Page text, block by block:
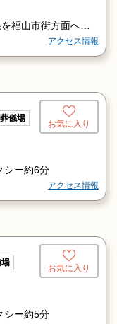
福山市街方面へ車
アクセス情報
儀場
お気に入り
シー約6分
アクセス情報
お気に入り
シー約5分